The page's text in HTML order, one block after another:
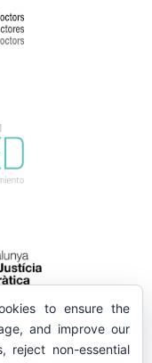
to ensure the
and improve our
reject non-essential